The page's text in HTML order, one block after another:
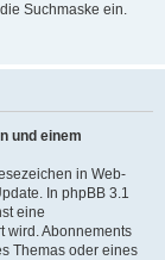
Suchmaske ein.
und einem
in Web-
In phpBB 3.1
eine
wird. Abonnements
Themas oder eines